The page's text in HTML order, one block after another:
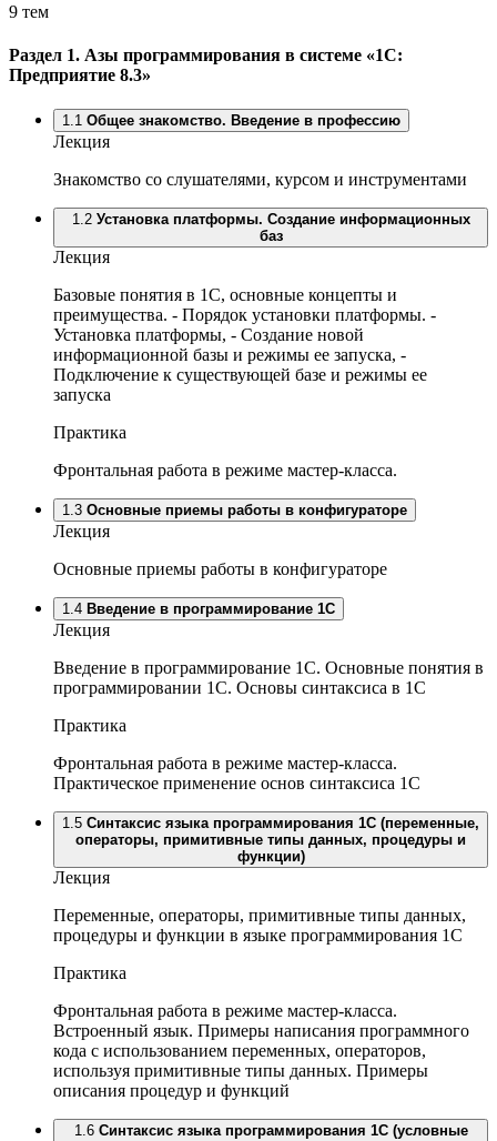
9 тем
Раздел 1. Азы программирования в системе «1С:
Предприятие 8.3»
1.1 Общее знакомство. Введение в профессию
Лекция
Знакомство со слушателями, курсом и инструментами
1.2 Установка платформы. Создание информационных
баз
Лекция
Базовые понятия в 1С, основные концепты и
преимущества. - Порядок установки платформы. -
Установка платформы, - Создание новой
информационной базы и режимы ее запуска, -
Подключение к существующей базе и режимы ее
запуска
Практика
Фронтальная работа в режиме мастер-класса.
1.3 Основные приемы работы в конфигураторе
Лекция
Основные приемы работы в конфигураторе
1.4 Введение в программирование 1С
Лекция
Введение в программирование 1С. Основные понятия в
программировании 1С. Основы синтаксиса в 1C
Практика
Фронтальная работа в режиме мастер-класса.
Практическое применение основ синтаксиса 1С
1.5 Синтаксис языка программирования 1С (переменные,
операторы, примитивные типы данных, процедуры и
функции)
Лекция
Переменные, операторы, примитивные типы данных,
процедуры и функции в языке программирования 1С
Практика
Фронтальная работа в режиме мастер-класса.
Встроенный язык. Примеры написания программного
кода с использованием переменных, операторов,
используя примитивные типы данных. Примеры
описания процедур и функций
1.6 Синтаксис языка программирования 1С (условные